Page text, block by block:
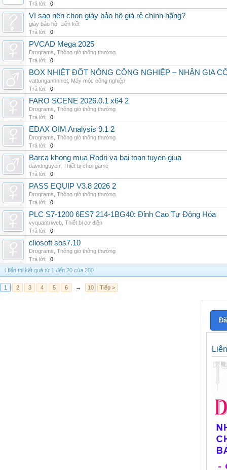
Trả lời:
0
Vì sao nên chọn giày bảo hộ giá rẻ chính hãng?
giày bảo hộ Liên kết
Trả lời:
0
PVCAD Mega 2025
Drograms Thông gió thông thường
Trả lời:
0
BOX NHIỆT ĐỐT NÓNG CÔNG NGHIỆP – NHẬN GIA
vattunganhnhiet Máy móc công nghiệp
Trả lời:
0
FARO SCENE 2026.0.1 x64 2
Drograms Thông gió thông thường
Trả lời:
0
EDAX OIM Analysis 9.1 2
Drograms Thông gió thông thường
Trả lời:
0
Barca khong mua Rodri va bai toan tuyen giua
davidnguyen Thiết bị chơi game
Trả lời:
0
PASS EQUIP V3.8 2026 2
Drograms Thông gió thông thường
Trả lời:
0
PLC S7-1200 6ES7 214-1BG40: Đỉnh Cao Tự Động Hóa
vyquantriweb Thiết bị cơ điện
Trả lời:
0
cliosoft sos7.10
Drograms Thông gió thông thường
Trả lời:
0
Hiển thị kết quả từ 1 đến 20 của 200
1 2 3 4 5 6 → 10 Tiếp >